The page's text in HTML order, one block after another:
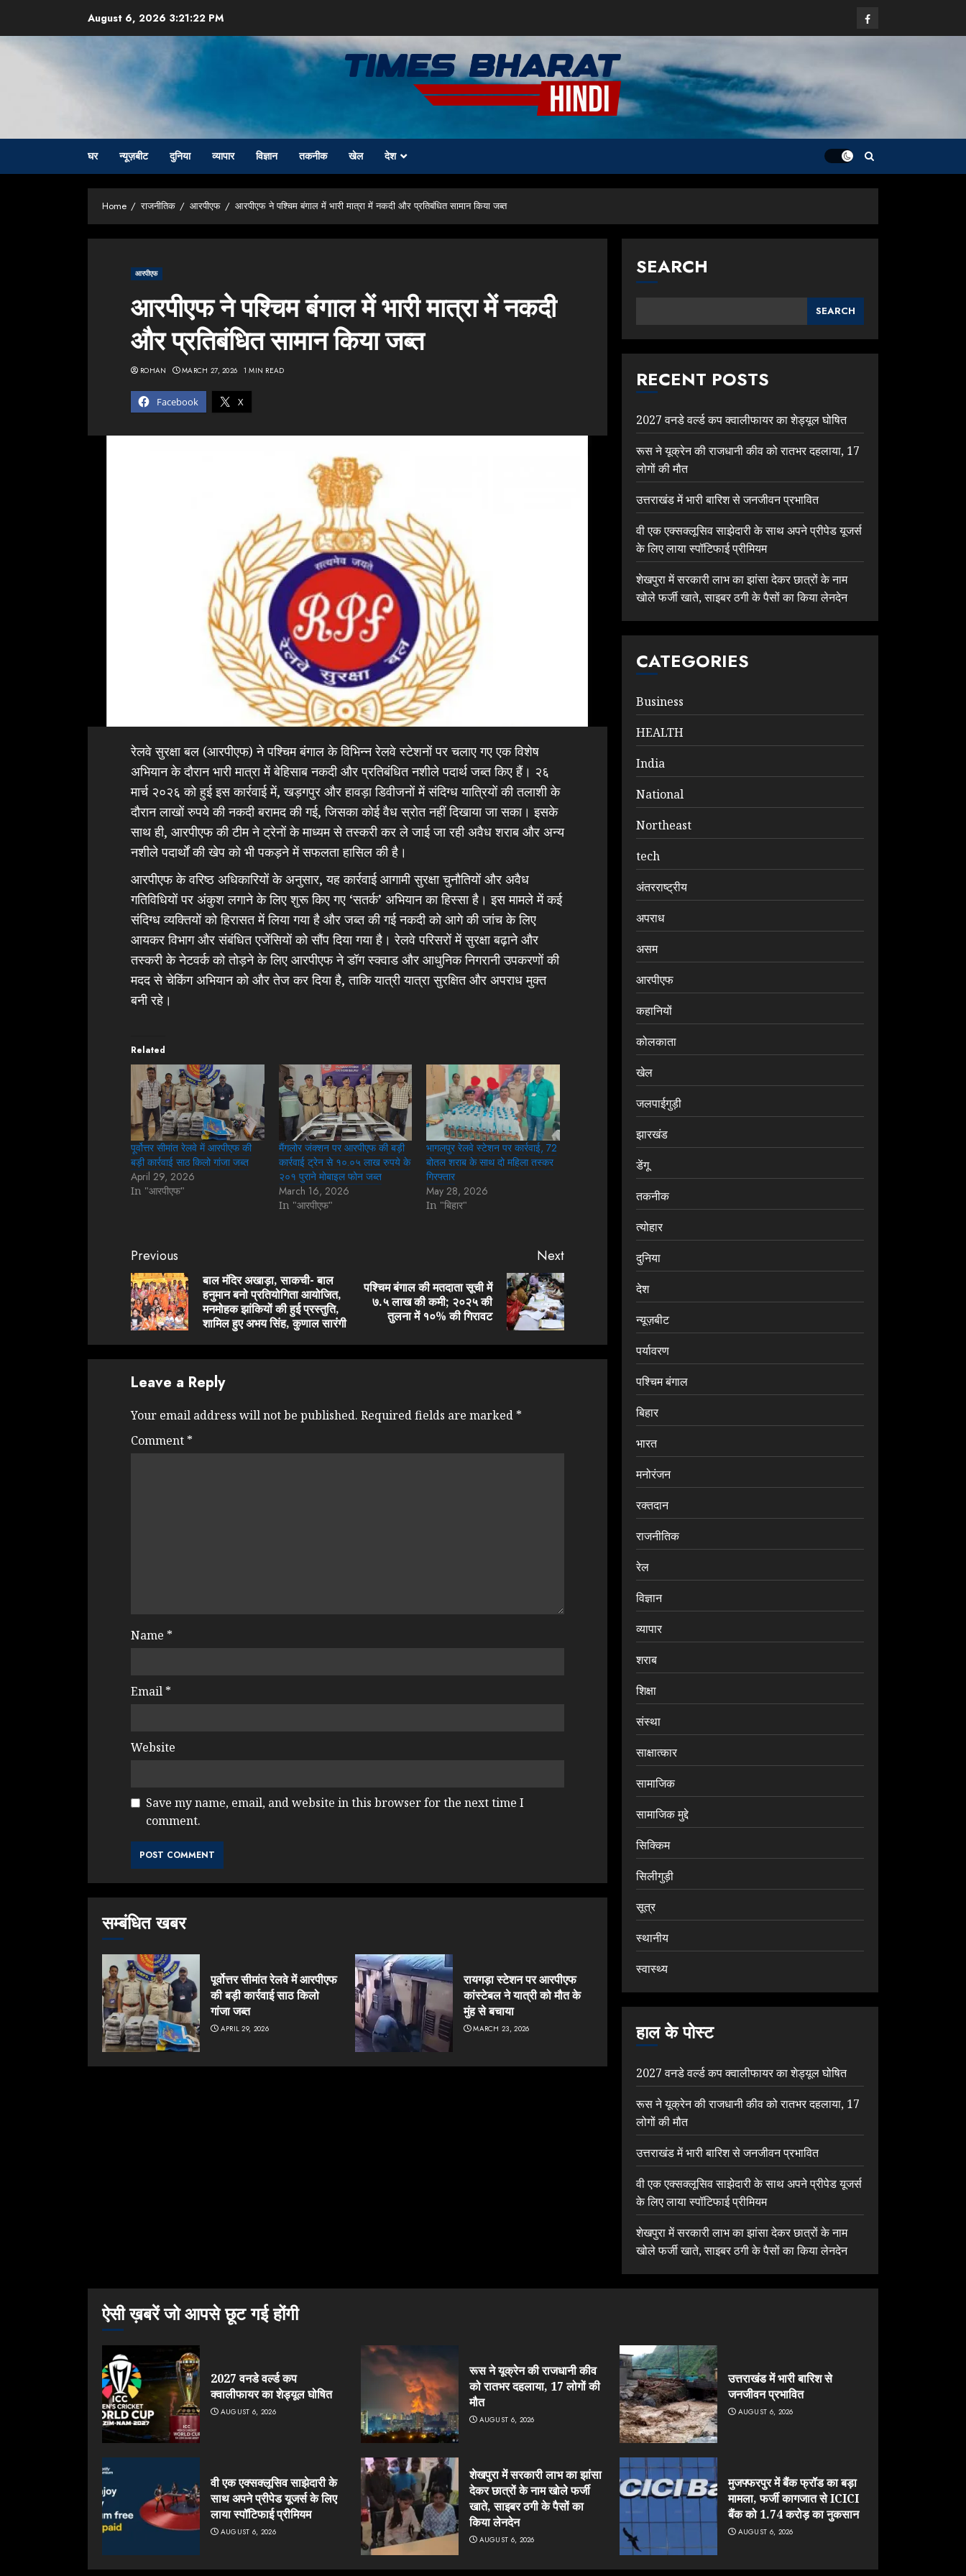
content
August 6, 2026 3:21:23 PM Facebook
घर न्यूज़बीट दुनिया व्यापार विज्ञान तकनीक खेल देश
Home राजनीतिक आरपीएफ आरपीएफ ने पश्चिम बंगाल में भारी मात्रा में नकदी और प्रतिबंधित सामान किया जब्त
आरपीएफ
आरपीएफ ने पश्चिम बंगाल में भारी मात्रा में नकदी
और प्रतिबंधित सामान किया जब्त
Facebook X
ROHAN MARCH 27, 2026 1 MIN READ
रेलवे सुरक्षा बल (आरपीएफ) ने पश्चिम बंगाल के विभिन्न रेलवे स्टेशनों पर चलाए गए एक विशेष
अभियान के दौरान भारी मात्रा में बेहिसाब नकदी और प्रतिबंधित नशीले पदार्थ जब्त किए हैं। २६
मार्च २०२६ को हुई इस कार्रवाई में, खड़गपुर और हावड़ा डिवीजनों में संदिग्ध यात्रियों की तलाशी के
दौरान लाखों रुपये की नकदी बरामद की गई, जिसका कोई वैध स्रोत नहीं दिखाया जा सका। इसके
साथ ही, आरपीएफ की टीम ने ट्रेनों के माध्यम से तस्करी कर ले जाई जा रही अवैध शराब और अन्य
नशीले पदार्थों की खेप को भी पकड़ने में सफलता हासिल की है।
आरपीएफ के वरिष्ठ अधिकारियों के अनुसार, यह कार्रवाई आगामी सुरक्षा चुनौतियों और अवैध
गतिविधियों पर अंकुश लगाने के लिए शुरू किए गए ‘सतर्क’ अभियान का हिस्सा है। इस मामले में कई
संदिग्ध व्यक्तियों को हिरासत में लिया गया है और जब्त की गई नकदी को आगे की जांच के लिए
आयकर विभाग और संबंधित एजेंसियों को सौंप दिया गया है। रेलवे परिसरों में सुरक्षा बढ़ाने और
तस्करी के नेटवर्क को तोड़ने के लिए आरपीएफ ने डॉग स्क्वाड और आधुनिक निगरानी उपकरणों की
मदद से चेकिंग अभियान को और तेज कर दिया है, ताकि यात्री यात्रा सुरक्षित और अपराध मुक्त
बनी रहे।
Related
पूर्वोत्तर सीमांत रेलवे में आरपीएफ की
बड़ी कार्रवाई साठ किलो गांजा जब्त
April 29, 2026
In "आरपीएफ"
मैंगलोर जंक्शन पर आरपीएफ की बड़ी
कार्रवाई ट्रेन से १०.०५ लाख रुपये के
२०१ पुराने मोबाइल फोन जब्त
March 16, 2026
In "आरपीएफ"
भागलपुर रेलवे स्टेशन पर कार्रवाई, 72
बोतल शराब के साथ दो महिला तस्कर
गिरफ्तार
May 28, 2026
In "बिहार"
Continue
Reading
Previous
Previous
post:
बाल मंदिर अखाड़ा, साकची- बाल
हनुमान बनो प्रतियोगिता आयोजित,
मनमोहक झांकियों की हुई प्रस्तुति,
शामिल हुए अभय सिंह, कुणाल सारंगी
Next
Next
post:
पश्चिम बंगाल की मतदाता सूची में
७.५ लाख की कमी; २०२५ की
तुलना में १०% की गिरावट
Leave a Reply
Your email address will not be published. Required fields are marked *
Comment *
Name *
Email *
Website
Save my name, email, and website in this browser for the next time I
comment.
सम्बंधित खबर
पूर्वोत्तर सीमांत रेलवे में आरपीएफ
की बड़ी कार्रवाई साठ किलो
गांजा जब्त
APRIL 29, 2026
रायगड़ा स्टेशन पर आरपीएफ
कांस्टेबल ने यात्री को मौत के
मुंह से बचाया
MARCH 23, 2026
SEARCH
SEARCH
RECENT POSTS
2027 वनडे वर्ल्ड कप क्वालीफायर का शेड्यूल घोषित
रूस ने यूक्रेन की राजधानी कीव को रातभर दहलाया, 17
लोगों की मौत
उत्तराखंड में भारी बारिश से जनजीवन प्रभावित
वी एक एक्सक्लूसिव साझेदारी के साथ अपने प्रीपेड यूजर्स
के लिए लाया स्पॉटिफाई प्रीमियम
शेखपुरा में सरकारी लाभ का झांसा देकर छात्रों के नाम
खोले फर्जी खाते, साइबर ठगी के पैसों का किया लेनदेन
CATEGORIES
Business
HEALTH
India
National
Northeast
tech
अंतरराष्ट्रीय
अपराध
असम
आरपीएफ
कहानियों
कोलकाता
खेल
जलपाईगुड़ी
झारखंड
डेंगू
तकनीक
त्योहार
दुनिया
देश
न्यूज़बीट
पर्यावरण
पश्चिम बंगाल
बिहार
भारत
मनोरंजन
रक्तदान
राजनीतिक
रेल
विज्ञान
व्यापार
शराब
शिक्षा
संस्था
साक्षात्कार
सामाजिक
सामाजिक मुद्दे
सिक्किम
सिलीगुड़ी
सूत्र
स्थानीय
स्वास्थ्य
हाल के पोस्ट
2027 वनडे वर्ल्ड कप क्वालीफायर का शेड्यूल घोषित
रूस ने यूक्रेन की राजधानी कीव को रातभर दहलाया, 17
लोगों की मौत
उत्तराखंड में भारी बारिश से जनजीवन प्रभावित
वी एक एक्सक्लूसिव साझेदारी के साथ अपने प्रीपेड यूजर्स
के लिए लाया स्पॉटिफाई प्रीमियम
शेखपुरा में सरकारी लाभ का झांसा देकर छात्रों के नाम
खोले फर्जी खाते, साइबर ठगी के पैसों का किया लेनदेन
ऐसी ख़बरें जो आपसे छूट गई होंगी
2027 वनडे वर्ल्ड कप
क्वालीफायर का शेड्यूल घोषित
AUGUST 6, 2026
रूस ने यूक्रेन की राजधानी कीव
को रातभर दहलाया, 17 लोगों की
मौत
AUGUST 6, 2026
उत्तराखंड में भारी बारिश से
जनजीवन प्रभावित
AUGUST 6, 2026
वी एक एक्सक्लूसिव साझेदारी के
साथ अपने प्रीपेड यूजर्स के लिए
लाया स्पॉटिफाई प्रीमियम
AUGUST 6, 2026
शेखपुरा में सरकारी लाभ का झांसा
देकर छात्रों के नाम खोले फर्जी
खाते, साइबर ठगी के पैसों का
किया लेनदेन
AUGUST 6, 2026
मुजफ्फरपुर में बैंक फ्रॉड का बड़ा
मामला, फर्जी कागजात से ICICI
बैंक को 1.74 करोड़ का नुकसान
AUGUST 6, 2026